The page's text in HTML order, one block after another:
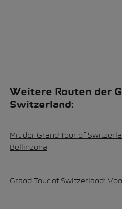
Weitere Routen der
Switzerland:
Mit der Grand Tour of
Bellinzona
Grand Tour of Switzerland: